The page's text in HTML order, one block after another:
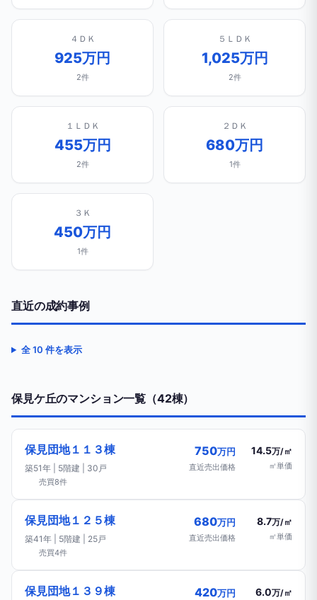
４ＤＫ
925万円
2件
５ＬＤＫ
1,025万円
2件
１ＬＤＫ
455万円
2件
２ＤＫ
680万円
1件
３Ｋ
450万円
1件
直近の成約事例
全 10 件を表示
保見ケ丘のマンション一覧（42棟）
保見団地１１３棟
築51年 | 5階建 | 30戸
750万円
直近売出価格
14.5万/㎡
㎡単価
売買8件
保見団地１２５棟
築41年 | 5階建 | 25戸
680万円
直近売出価格
8.7万/㎡
㎡単価
売買4件
保見団地１３９棟 420万円 6.0万/㎡